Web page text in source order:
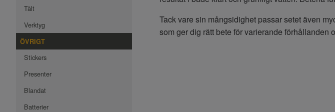
Tält
Verktyg
ÖVRIGT
Stickers
Presenter
Blandat
Batterier
Tack vare sin mångsidighet passar setet även
som ger dig rätt bete för varierande förhållanden